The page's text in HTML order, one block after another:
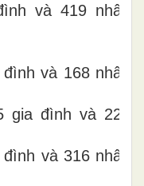
và 419 nhân
và 168 nhân
gia đình và 226
và 316 nhân